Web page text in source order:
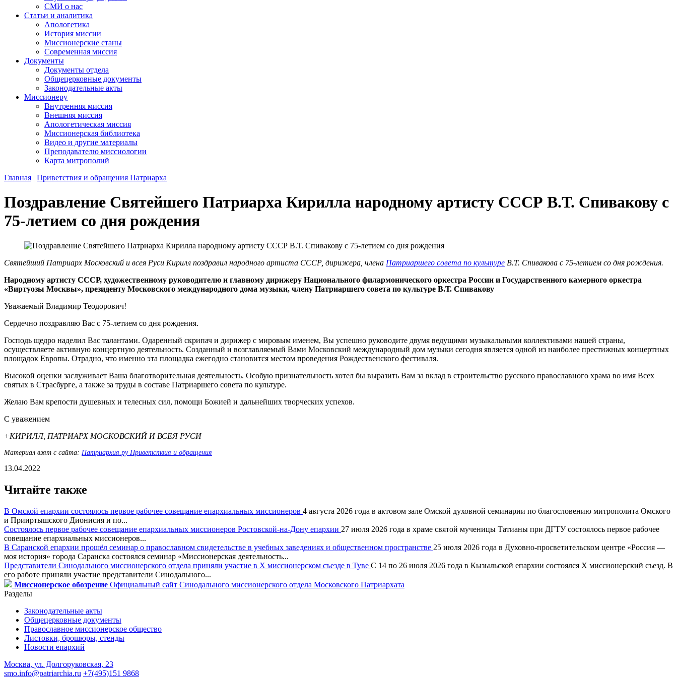
СМИ о нас
Статьи и аналитика
Апологетика
История миссии
Миссионерские станы
Современная миссия
Документы
Документы отдела
Общецерковные документы
Законодательные акты
Миссионеру
Внутренняя миссия
Внешняя миссия
Апологетическая миссия
Миссионерская библиотека
Видео и другие материалы
Преподавателю миссиологии
Карта митрополий
Главная | Приветствия и обращения Патриарха
Поздравление Святейшего Патриарха Кирилла народному артисту СССР В.Т. Спивакову с
75-летием со дня рождения
Святейший Патриарх Московский и всея Руси Кирилл поздравил народного артиста СССР, дирижера, члена Патриаршего совета по культуре В.Т. Спивакова с 75-летием со дня рождения.
Народному артисту СССР, художественному руководителю и главному дирижеру Национального филармонического оркестра России и Государственного камерного оркестра
«Виртуозы Москвы», президенту Московского международного дома музыки, члену Патриаршего совета по культуре В.Т. Спивакову
Уважаемый Владимир Теодорович!
Сердечно поздравляю Вас с 75-летием со дня рождения.
Господь щедро наделил Вас талантами. Одаренный скрипач и дирижер с мировым именем, Вы успешно руководите двумя ведущими музыкальными коллективами нашей страны,
осуществляете активную концертную деятельность. Созданный и возглавляемый Вами Московский международный дом музыки сегодня является одной из наиболее престижных концертных
площадок Европы. Отрадно, что именно эта площадка ежегодно становится местом проведения Рождественского фестиваля.
Высокой оценки заслуживает Ваша благотворительная деятельность. Особую признательность хотел бы выразить Вам за вклад в строительство русского православного храма во имя Всех
святых в Страсбурге, а также за труды в составе Патриаршего совета по культуре.
Желаю Вам крепости душевных и телесных сил, помощи Божией и дальнейших творческих успехов.
С уважением
+КИРИЛЛ, ПАТРИАРХ МОСКОВСКИЙ И ВСЕЯ РУСИ
Материал взят с сайта: Патриархия.ру Приветствия и обращения
13.04.2022
Читайте также
В Омской епархии состоялось первое рабочее совещание епархиальных миссионеров 4 августа 2026 года в актовом зале Омской духовной семинарии по благословению митрополита Омского
и Прииртышского Дионисия и по...
Состоялось первое рабочее совещание епархиальных миссионеров Ростовской-на-Дону епархии 27 июля 2026 года в храме святой мученицы Татианы при ДГТУ состоялось первое рабочее
совещание епархиальных миссионеров...
В Саранской епархии прошёл семинар о православном свидетельстве в учебных заведениях и общественном пространстве 25 июля 2026 года в Духовно-просветительском центре «Россия —
моя история» города Саранска состоялся семинар «Миссионерская деятельность...
Представители Синодального миссионерского отдела приняли участие в X миссионерском съезде в Туве С 14 по 26 июля 2026 года в Кызыльской епархии состоялся X миссионерский съезд. В
его работе приняли участие представители Синодального...
Миссионерское обозрение Официальный сайт Синодального миссионерского отдела Московского Патриархата
Разделы
Законодательные акты
Общецерковные документы
Православное миссионерское общество
Листовки, брошюры, стенды
Новости епархий
Москва, ул. Долгоруковская, 23
smo.info@patriarchia.ru +7(495)151 9868